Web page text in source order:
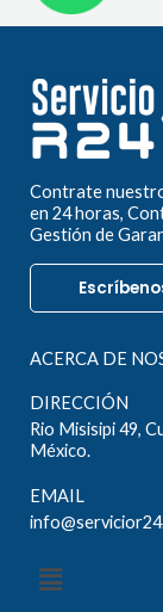
Contrate
en 24 horas,
Gestión de
ACERCA DE
DIRECCIÓN
Rio Misisipi 49,
México.
EMAIL
Menú